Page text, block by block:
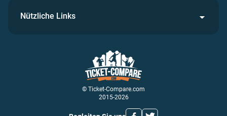
© Ticket-Compare.com
2015-2026
Nützliche Links